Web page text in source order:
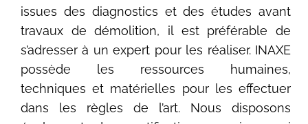
issues des diagnostics et des études avant
travaux de démolition, il est préférable de
s’adresser à un expert pour les réaliser. INAXE
possède les ressources humaines,
techniques et matérielles pour les effectuer
dans les règles de l’art. Nous disposons